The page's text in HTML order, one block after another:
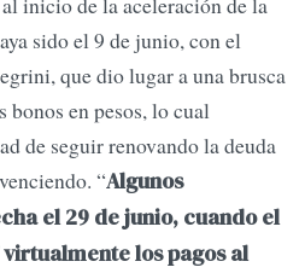
sido el 9 de junio, con el
que dio lugar a una brusca
bonos en pesos, lo cual
de seguir renovando la deuda
“Algunos
el 29 de junio, cuando el
los pagos al